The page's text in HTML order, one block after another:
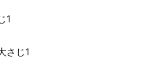
1
さじ1